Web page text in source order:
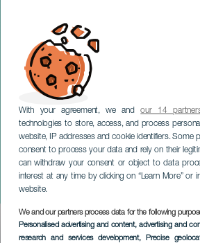
With your agreement, we andour 14
technologies to store, access, and process
website, IP addresses and cookie identifiers. Some
consent to process your data and rely on their
can withdraw your consent or object to data
interest at any time by clicking on “Learn More” or
website.
We and our partners process data for the following
Personalised advertising and content, advertising and
research and services development, Precise
Children of the
Inhumanos
TENERIFE
Imagen
Listado